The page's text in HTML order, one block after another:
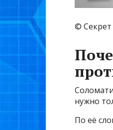
©
нужно
По её